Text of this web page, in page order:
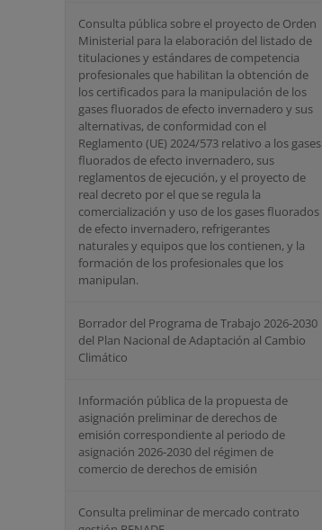
Consulta pública sobre el proyecto de Orden
Ministerial para la elaboración del listado de
titulaciones y estándares de competencia
profesionales que habilitan la obtención de
los certificados para la manipulación de los
gases fluorados de efecto invernadero y sus
alternativas, de conformidad con el
Reglamento (UE) 2024/573 relativo a los gases
fluorados de efecto invernadero, sus
reglamentos de ejecución, y el proyecto de
real decreto por el que se regula la
comercialización y uso de los gases fluorados
de efecto invernadero, refrigerantes
naturales y equipos que los contienen, y la
formación de los profesionales que los
manipulan.
Borrador del Programa de Trabajo 2026-2030
del Plan Nacional de Adaptación al Cambio
Climático
Información pública de la propuesta de
asignación preliminar de derechos de
emisión correspondiente al periodo de
asignación 2026-2030 del régimen de
comercio de derechos de emisión
Consulta preliminar de mercado contrato